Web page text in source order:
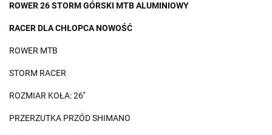
ROWER 26 STORM GÓRSKI MTB ALUMINIOWY
RACER DLA CHŁOPCA NOWOŚĆ
ROWER MTB
STORM RACER
ROZMIAR KOŁA: 26''
PRZERZUTKA PRZÓD SHIMANO